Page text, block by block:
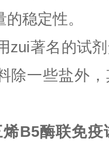
稳定性。
zui著名的试
除一些盐外
B5酶联免疫